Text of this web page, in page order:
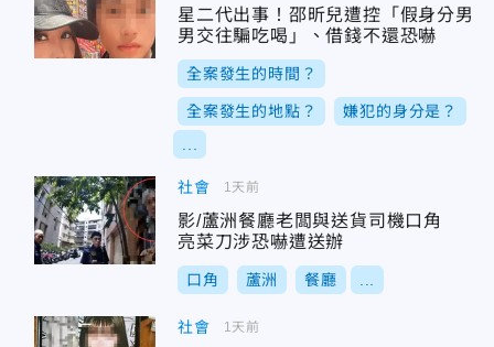
星二代出事！邵昕兒遭控「假身分男
男交往騙吃喝」、借錢不還恐嚇
全案發生的時間？
全案發生的地點？ 嫌犯的身分是？
社會
影/蘆洲餐廳老闆與送貨司機口角
亮菜刀涉恐嚇遭送辦
口角 蘆洲 餐廳
1天前
社會 1天前